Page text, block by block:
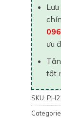
ưu
tốt
SKU: